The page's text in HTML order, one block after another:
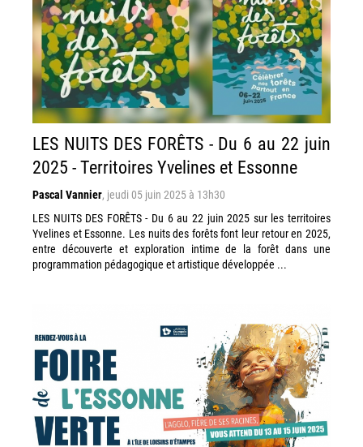
LES NUITS DES FORÊTS - Du 6 au 22 juin
2025 - Territoires Yvelines et Essonne
Pascal Vannier, jeudi 05 juin 2025 à 13h30
LES NUITS DES FORÊTS - Du 6 au 22 juin 2025 sur les territoires
Yvelines et Essonne. Les nuits des forêts font leur retour en 2025,
entre découverte et exploration intime de la forêt dans une
programmation pédagogique et artistique développée ...